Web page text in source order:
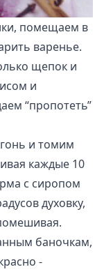
помещаем в
варенье.
щепок и
и
“пропотеть”
и томим
каждые 10
с сиропом
духовку,
баночкам,
-